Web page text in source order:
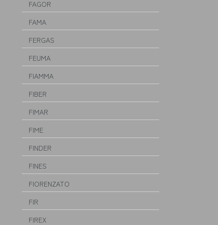
FAGOR
FAMA
FERGAS
FEUMA
FIAMMA
FIBER
FIMAR
FIME
FINDER
FINES
FIORENZATO
FIR
FIREX